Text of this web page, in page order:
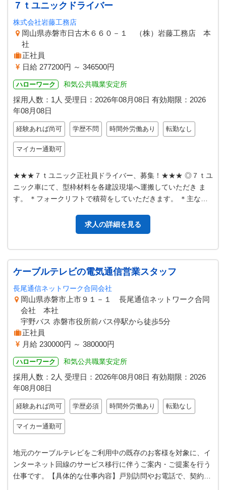
７ｔユニックドライバー
株式会社岩藤工務店
岡山県赤磐市日古木６６０－１ （株）岩藤工務店 本
社
正社員
日給 277200円 ～ 346500円
ハローワーク 和気公共職業安定所
採用人数：1人 受理日： 2026年08月08日 有効期限： 2026
年08月08日
経験あれば尚可 学歴不問 時間外労働あり 転勤なし
マイカー通勤可
★★★７ｔユニック正社員ドライバー、募集！★★★ ◎７ｔユ
ニック車にて、型枠材料を各建設現場へ運搬していただき ま
す。 ＊フォークリフトで積荷をしていただきます。 ＊主な運
求人の詳細を見る
ケーブルテレビの電気通信営業スタッフ
長尾通信ネットワーク合同会社
岡山県赤磐市上市９１－１ 長尾通信ネットワーク合同
会社 本社
宇野バス 赤磐市役所前バス停駅から徒歩5分
正社員
月給 230000円 ～ 380000円
ハローワーク 和気公共職業安定所
採用人数：2人 受理日： 2026年08月08日 有効期限： 2026
年08月08日
経験あれば尚可 学歴必須 時間外労働あり 転勤なし
マイカー通勤可
地元のケーブルテレビをご利用中の既存のお客様を対象に、イ
ンターネット回線のサービス移行に伴うご案内・ご提案を行う
仕事です。【具体的な仕事内容】戸別訪問やお電話で、契約内